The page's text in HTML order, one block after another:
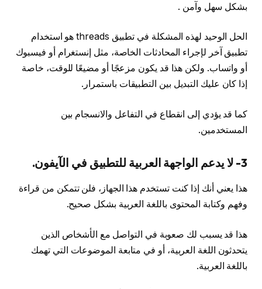
بشكل سهل وآمن .
الحل الوحيد لهذه المشكلة في تطبيق threads هو استخدام
تطبيق آخر لإجراء المحادثات الخاصة، مثل إنستغرام أو فيسبوك
أو واتساب. ولكن هذا قد يكون مزعجًا أو مضيعًا للوقت، خاصة
إذا كان عليك التبديل بين التطبيقات باستمرار.
كما قد يؤدي إلى انقطاع في التفاعل والانسجام بين
المستخدمين.
3- لا يدعم الواجهة العربية للتطبيق في الآيفون.
هذا يعني أنك إذا كنت تستخدم هذا الجهاز، فلن تتمكن من قراءة
وفهم وكتابة المحتوى باللغة العربية بشكل صحيح.
هذا قد يسبب لك صعوبة في التواصل مع الأشخاص الذين
يتحدثون اللغة العربية، أو في متابعة الموضوعات التي تهمك
باللغة العربية.